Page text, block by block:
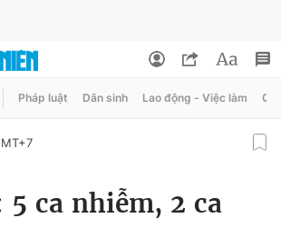
Pháp luật Dân sinh Lao động - Việc làm
5 ca nhiễm, 2 ca